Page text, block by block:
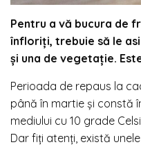
Pentru a vă bucura de
înfloriți, trebuie să le
și una de vegetație.
Perioada de repaus la
până în martie și constă
mediului cu 10 grade
Dar fiți atenți, există